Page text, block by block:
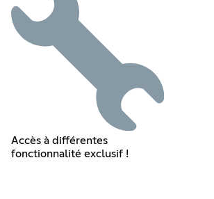
Accès à différentes
fonctionnalité exclusif !